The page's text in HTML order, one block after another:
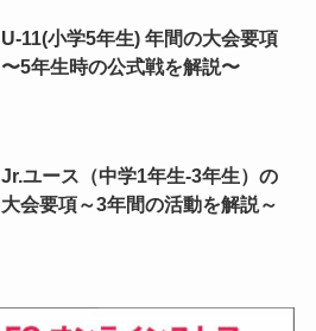
U-11(小学5年生) 年間の大会要項
〜5年生時の公式戦を解説〜
Jr.ユース（中学1年生-3年生）の
大会要項～3年間の活動を解説～